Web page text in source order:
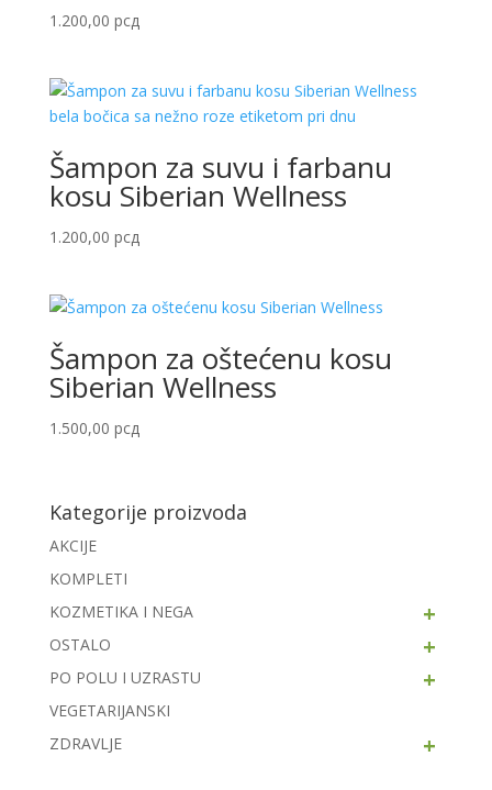
1.200,00 рсд
Šampon za suvu i farbanu
kosu Siberian Wellness
1.200,00 рсд
Šampon za oštećenu kosu
Siberian Wellness
1.500,00 рсд
Kategorije proizvoda
AKCIJE
KOMPLETI
KOZMETIKA I NEGA
+
OSTALO +
PO POLU I UZRASTU +
VEGETARIJANSKI
ZDRAVLJE
+